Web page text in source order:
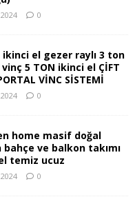
0
ikinci el gezer raylı 3 ton
5 TON ikinci el ÇİFT
VİNC SİSTEMİ
0
home masif doğal
ve balkon takımı
temiz ucuz
0